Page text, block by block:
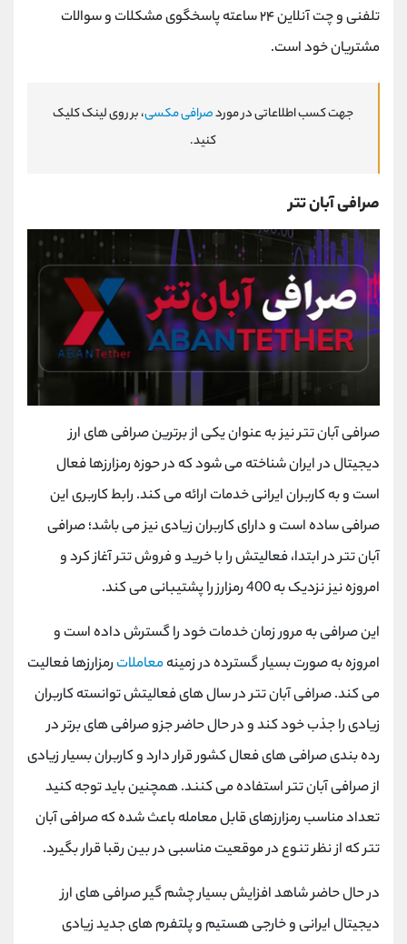
تلفنی و چت آنلاین ۲۴ ساعته پاسخگوی مشکلات و سوالات
مشتریان خود است.
جهت کسب اطلاعاتی در موردصرافی مکسی، بر روی لینک کلیک
کنید.
صرافی آبان تتر
صرافی آبان تتر نیز به عنوان یکی از برترین صرافی های ارز
دیجیتال در ایران شناخته می شود که در حوزه رمزارزها فعال
است و به کاربران ایرانی خدمات ارائه می کند. رابط کاربری این
صرافی ساده است و دارای کاربران زیادی نیز می ‌باشد؛ صرافی
آبان تتر در ابتدا، فعالیتش را با خرید و فروش تتر آغاز کرد و
امروزه نیز نزدیک به 400 رمزارز را پشتیبانی می ‌کند.
این صرافی به مرور زمان خدمات خود را گسترش داده است و
امروزه به صورت بسیار گسترده در زمینهمعاملات رمزارزها فعالیت
می کند. صرافی آبان تتر در سال های فعالیتش توانسته کاربران
زیادی را جذب خود کند و در حال حاضر جزو صرافی ‌های برتر در
رده بندی صرافی‌ های فعال کشور قرار دارد و کاربران بسیار زیادی
از صرافی آبان تتر استفاده می کنند. همچنین باید توجه کنید
تعداد مناسب رمزارزهای قابل معامله باعث شده که صرافی آبان
تتر که از نظر تنوع در موقعیت مناسبی در بین رقبا قرار بگیرد.
در حال حاضر شاهد افزایش بسیار چشم ‌گیر صرافی ‌های ارز
دیجیتال ایرانی و خارجی هستیم و پلتفرم ‌های جدید زیادی